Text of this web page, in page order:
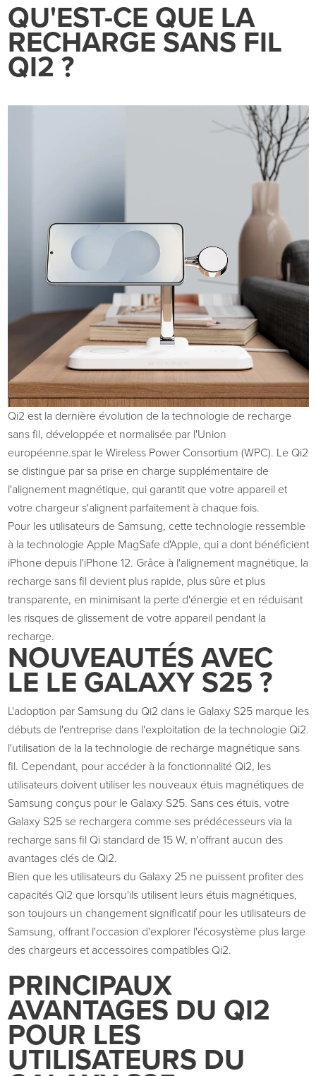
QU'EST-CE QUE LA
RECHARGE SANS FIL
QI2 ?
Qi2 est la dernière évolution de la technologie de recharge
sans fil, développée et normalisée par l'Union
européenne.spar le Wireless Power Consortium (WPC). Le Qi2
se distingue par sa prise en charge supplémentaire de
l'alignement magnétique, qui garantit que votre appareil et
votre chargeur s'alignent parfaitement à chaque fois.
Pour les utilisateurs de Samsung, cette technologie ressemble
à la technologie Apple MagSafed'Apple, qui a dont bénéficient
iPhone depuis l'iPhone 12. Grâce à l'alignement magnétique, la
recharge sans fil devient plus rapide, plus sûre et plus
transparente, en minimisant la perte d'énergie et en réduisant
les risques de glissement de votre appareil pendant la
recharge.
NOUVEAUTÉS AVEC
LE LE GALAXY S25 ?
L'adoption par Samsung du Qi2 dans le Galaxy S25 marque les
débuts de l'entreprise dans l'exploitation de la technologie Qi2.
l'utilisation de la la technologie de recharge magnétique sans
fil. Cependant, pour accéder à la fonctionnalité Qi2, les
utilisateurs doivent utiliser les nouveaux étuis magnétiques de
Samsung conçus pour le Galaxy S25. Sans ces étuis, votre
Galaxy S25 se rechargera comme ses prédécesseurs via la
recharge sans fil Qi standard de 15 W, n'offrant aucun des
avantages clés de Qi2.
Bien que les utilisateurs du Galaxy 25 ne puissent profiter des
capacités Qi2 que lorsqu'ils utilisent leurs étuis magnétiques,
son toujoursun changement significatif pour les utilisateurs de
Samsung, offrantl'occasion d'explorer l'écosystème plus large
des chargeurs et accessoires compatibles Qi2.
PRINCIPAUX
AVANTAGES DU QI2
POUR LES
UTILISATEURS DU